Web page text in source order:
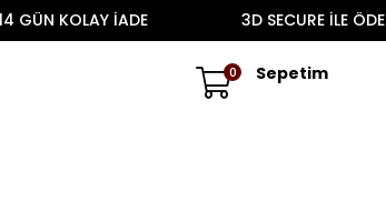
Sepetim
0
KOLAY İADE 3D SECURE İLE ÖDEME